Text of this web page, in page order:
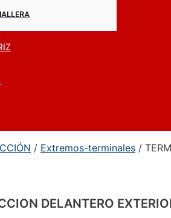
/ Extremos-terminales /
DELANTERO